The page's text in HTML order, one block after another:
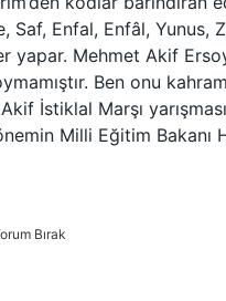
Saf, Enfal, Enfâl,
yapar. Mehmet Akif
Ben onu
İstiklal Marşı
Milli Eğitim Bakanı
Bırak